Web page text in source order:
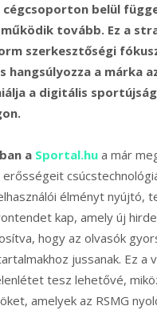
belül
tovább. Ez a
szerkesztőségi
hangsúlyozza a márka
a digitális
a Sportal.hu a már
élményt nyújtó,
kap, amely új
hogy az olvasók
jussanak. Ez a
tesz lehetővé,
amelyek az RSMG